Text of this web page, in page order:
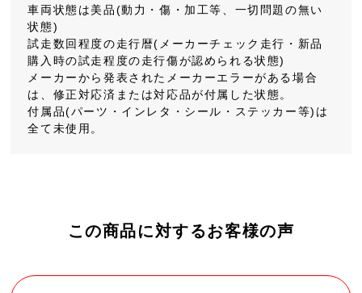
車両状態は美品(動力・傷・加工等、一切問題の無い
状態)
試走数回程度の走行暦(メーカーチェック走行・新品
購入時の試走程度の走行傷が認められる状態)
メーカーから発表されたメーカーエラーがある場合
は、修正対応済または対応品が付属した状態。
付属品(パーツ・インレタ・シール・ステッカー等)は
全て未使用。
この商品に対するお客様の声